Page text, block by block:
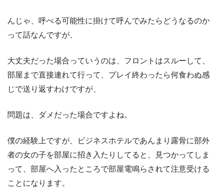
んじゃ、呼べる可能性に掛けて呼んでみたらどうなるのか
って話なんですが、
大丈夫だった場合っていうのは、フロントはスルーして、
部屋まで直接連れて行って、プレイ終わったら何食わぬ感
じで送り返すわけですが、
問題は、ダメだった場合ですよね。
僕の経験上ですが、ビジネスホテルであんまり露骨に部外
者の女の子を部屋に招き入たりしてると、見つかってしま
って、部屋へ入ったところで部屋電鳴らされて注意受ける
ことになります。